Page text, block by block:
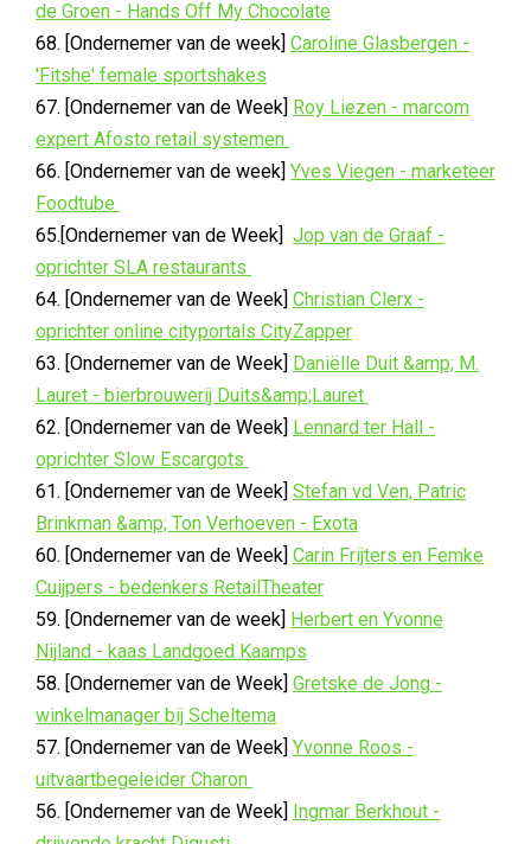
de Groen - Hands Off My Chocolate
68. [Ondernemer van de week] Caroline Glasbergen -
'Fitshe' female sportshakes
67. [Ondernemer van de Week] Roy Liezen - marcom
expert Afosto retail systemen
66. [Ondernemer van de week] Yves Viegen - marketeer
Foodtube
65.[Ondernemer van de Week] Jop van de Graaf -
oprichter SLA restaurants
64. [Ondernemer van de Week] Christian Clerx -
oprichter online cityportals CityZapper
63. [Ondernemer van de Week] Daniëlle Duit &amp; M.
Lauret - bierbrouwerij Duits&amp;Lauret
62. [Ondernemer van de Week] Lennard ter Hall -
oprichter Slow Escargots
61. [Ondernemer van de Week] Stefan vd Ven, Patric
Brinkman &amp; Ton Verhoeven - Exota
60. [Ondernemer van de Week] Carin Frijters en Femke
Cuijpers - bedenkers RetailTheater
59. [Ondernemer van de week] Herbert en Yvonne
Nijland - kaas Landgoed Kaamps
58. [Ondernemer van de Week] Gretske de Jong -
winkelmanager bij Scheltema
57. [Ondernemer van de Week] Yvonne Roos -
uitvaartbegeleider Charon
56. [Ondernemer van de Week] Ingmar Berkhout -